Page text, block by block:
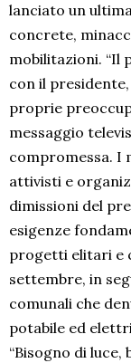
lanciato un
concrete,
mobilitazioni. “Il
con il
proprie
messaggio
compromessa. I
attivisti e
dimissioni del
esigenze
progetti elitari e
settembre, in
comunali che
potabile ed
“Bisogno di